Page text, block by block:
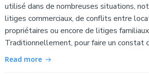
utilisé dans de nombreuses situations,
litiges commerciaux, de conflits entre
propriétaires ou encore de litiges
Traditionnellement, pour faire un constat
Read more